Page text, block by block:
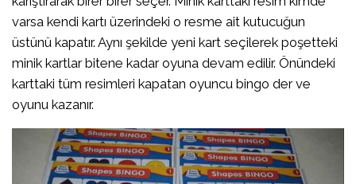
varsa kendi kartı üzerindeki o resme ait kutucuğun
üstünü kapatır. Aynı şekilde yeni kart seçilerek poşetteki
minik kartlar bitene kadar oyuna devam edilir. Önündeki
karttaki tüm resimleri kapatan oyuncu bingo der ve
oyunu kazanır.